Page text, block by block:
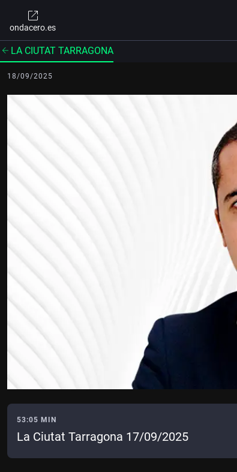
ondacero.es
LA CIUTAT TARRAGONA
18/09/2025
53:05 MIN
La Ciutat Tarragona 17/09/2025